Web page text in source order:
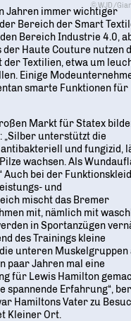
© WJD/
Jahren immer wichtiger
Bereich der Smart
Bereich Industrie 4.0,
der Haute Couture nutzen
der Textilien, etwa um
Einige
smarte Funktionen für
Markt für Statex
„Silber unterstützt die
und fungizid,
wachsen. Als
Auch bei der
und
mischt das Bremer
mit, nämlich mit
in Sportanzügen
des Trainings kleine
unteren Muskelgruppen
paar Jahren mal eine
für Lewis Hamilton
spannende Erfahrung“,
Hamiltons Vater zu
Kleiner Ort.